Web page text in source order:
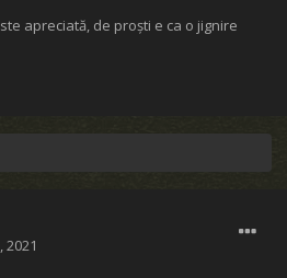
apreciată, de proşti e ca o jignire
2021